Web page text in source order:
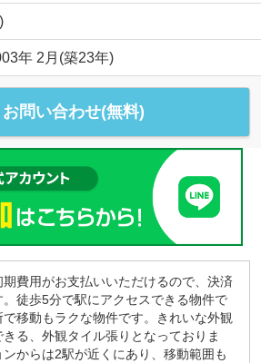
年 2月(築23年)
お問い合わせ(無料)
費用がお支払いいただけるので、決済
徒歩5分で駅にアクセスできる物件で
移動もラクな物件です。きれいな外観
る、外観タイル張りとなっておりま
からは2駅が近くにあり、移動範囲も